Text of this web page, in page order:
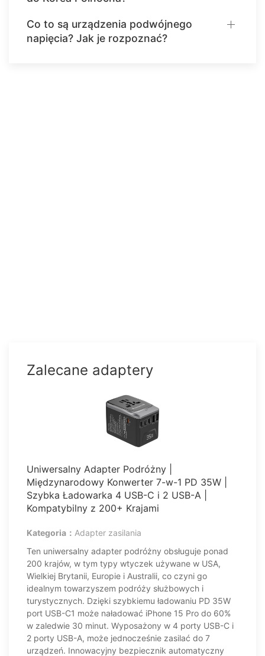
Co to są urządzenia podwójnego
napięcia? Jak je rozpoznać?
Zalecane adaptery
Uniwersalny Adapter Podróżny |
Międzynarodowy Konwerter 7-w-1 PD 35W |
Szybka Ładowarka 4 USB-C i 2 USB-A |
Kompatybilny z 200+ Krajami
Kategoria： Adapter zasilania
Ten uniwersalny adapter podróżny obsługuje ponad
200 krajów, w tym typy wtyczek używane w USA,
Wielkiej Brytanii, Europie i Australii, co czyni go
idealnym towarzyszem podróży służbowych i
turystycznych. Dzięki szybkiemu ładowaniu PD 35W
port USB-C1 może naładować iPhone 15 Pro do 60%
w zaledwie 30 minut. Wyposażony w 4 porty USB-C i
2 porty USB-A, może jednocześnie zasilać do 7
urządzeń. Innowacyjny bezpiecznik automatyczny